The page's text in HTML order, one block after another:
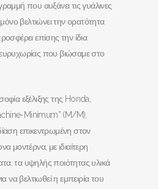
που αυξάνει τις γυάλινες
βελτιώνει την ορατότητα
επίσης την ίδια
που βιώσαμε στο
εξέλιξης της Honda,
Minimum” (M/M),
επικεντρωμένη στον
μοντέρνα, με ιδιαίτερη
τα υψηλής ποιότητας υλικά
να βελτιωθεί η εμπειρία του